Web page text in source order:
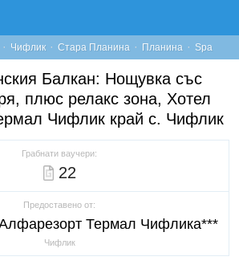
· Чифлик · Стара Планина · Планина · Spa
Балкан: Нощувка със
плюс релакс зона, Хотел
Чифлик край с. Чифлик
Грабнати ваучери:
22
Предоставено от:
Термал Чифлика***
Чифлик